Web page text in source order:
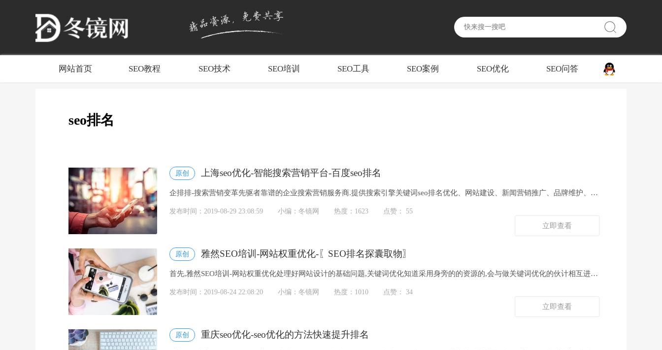
网站首页 SEO教程 SEO技术 SEO培训 SEO工具 SEO案例 SEO优化 SEO问答
seo排名
原创 上海seo优化-智能搜索营销平台-百度seo排名
企排排-搜索营销变革先驱者靠谱的企业搜索营销服务商.提供搜索引擎关键词seo排名优化、网站建设、新闻营销推广、品牌维护、全
网霸屏覆盖等整合营销。坚持只做“有用...
发布时间：2019-08-29 23:08:59 小编：冬镜网 热度：1623 点赞： 55
立即查看
原创 雅然SEO培训-网站权重优化-〖SEO排名探囊取物〗
首先,雅然SEO培训-网站权重优化处理好网站设计的基础问题,关键词优化知道采用身旁的的资源的,会与做关键词优化的伙计相互进行
交流,如果想自学百度seo...
发布时间：2019-08-24 22:08:20 小编：冬镜网 热度：1010 点赞： 34
立即查看
原创 重庆seo优化-seo优化的方法快速提升排名